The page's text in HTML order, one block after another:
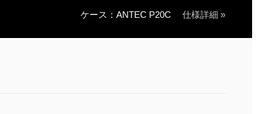
ケース：ANTEC P20C 仕様詳細 »